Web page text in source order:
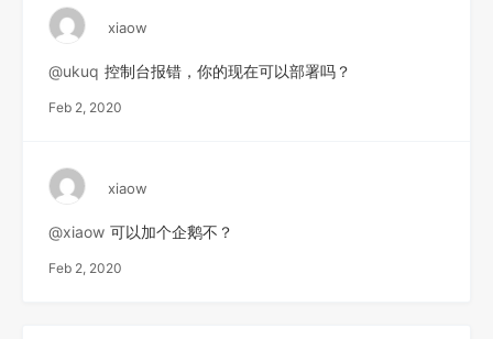
xiaow
@ukuq 控制台报错，你的现在可以部署吗？
Feb 2, 2020
xiaow
@xiaow 可以加个企鹅不？
Feb 2, 2020